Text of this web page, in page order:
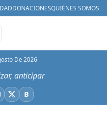
DONACIONESQUIÉNES SOMOS
De 2026
anticipar
X BBluesky